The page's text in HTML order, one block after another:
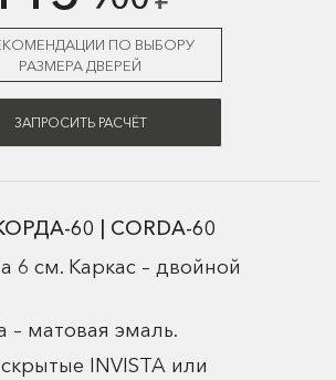
ПО ВЫБОРУ
РАЗМЕРА ДВЕРЕЙ
ЗАПРОСИТЬ РАСЧЁТ
60 | CORDA-60
6 см. Каркас – двойной
– матовая эмаль.
INVISTA или